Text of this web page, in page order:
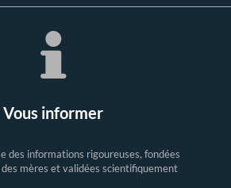
Vous informer
des informations rigoureuses, fondées
des mères et validées scientifiquement